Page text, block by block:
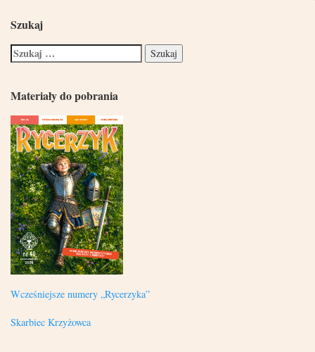
Szukaj
Materiały do pobrania
Wcześniejsze numery „Rycerzyka”
Skarbiec Krzyżowca